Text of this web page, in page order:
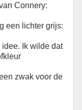
Connery:
een lichter grijs:
Ik wilde dat
zwak voor de